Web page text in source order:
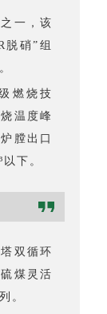
一，该
脱硝”组
燃烧技
温度峰
膛出口
下。
双循环
煤灵活
。